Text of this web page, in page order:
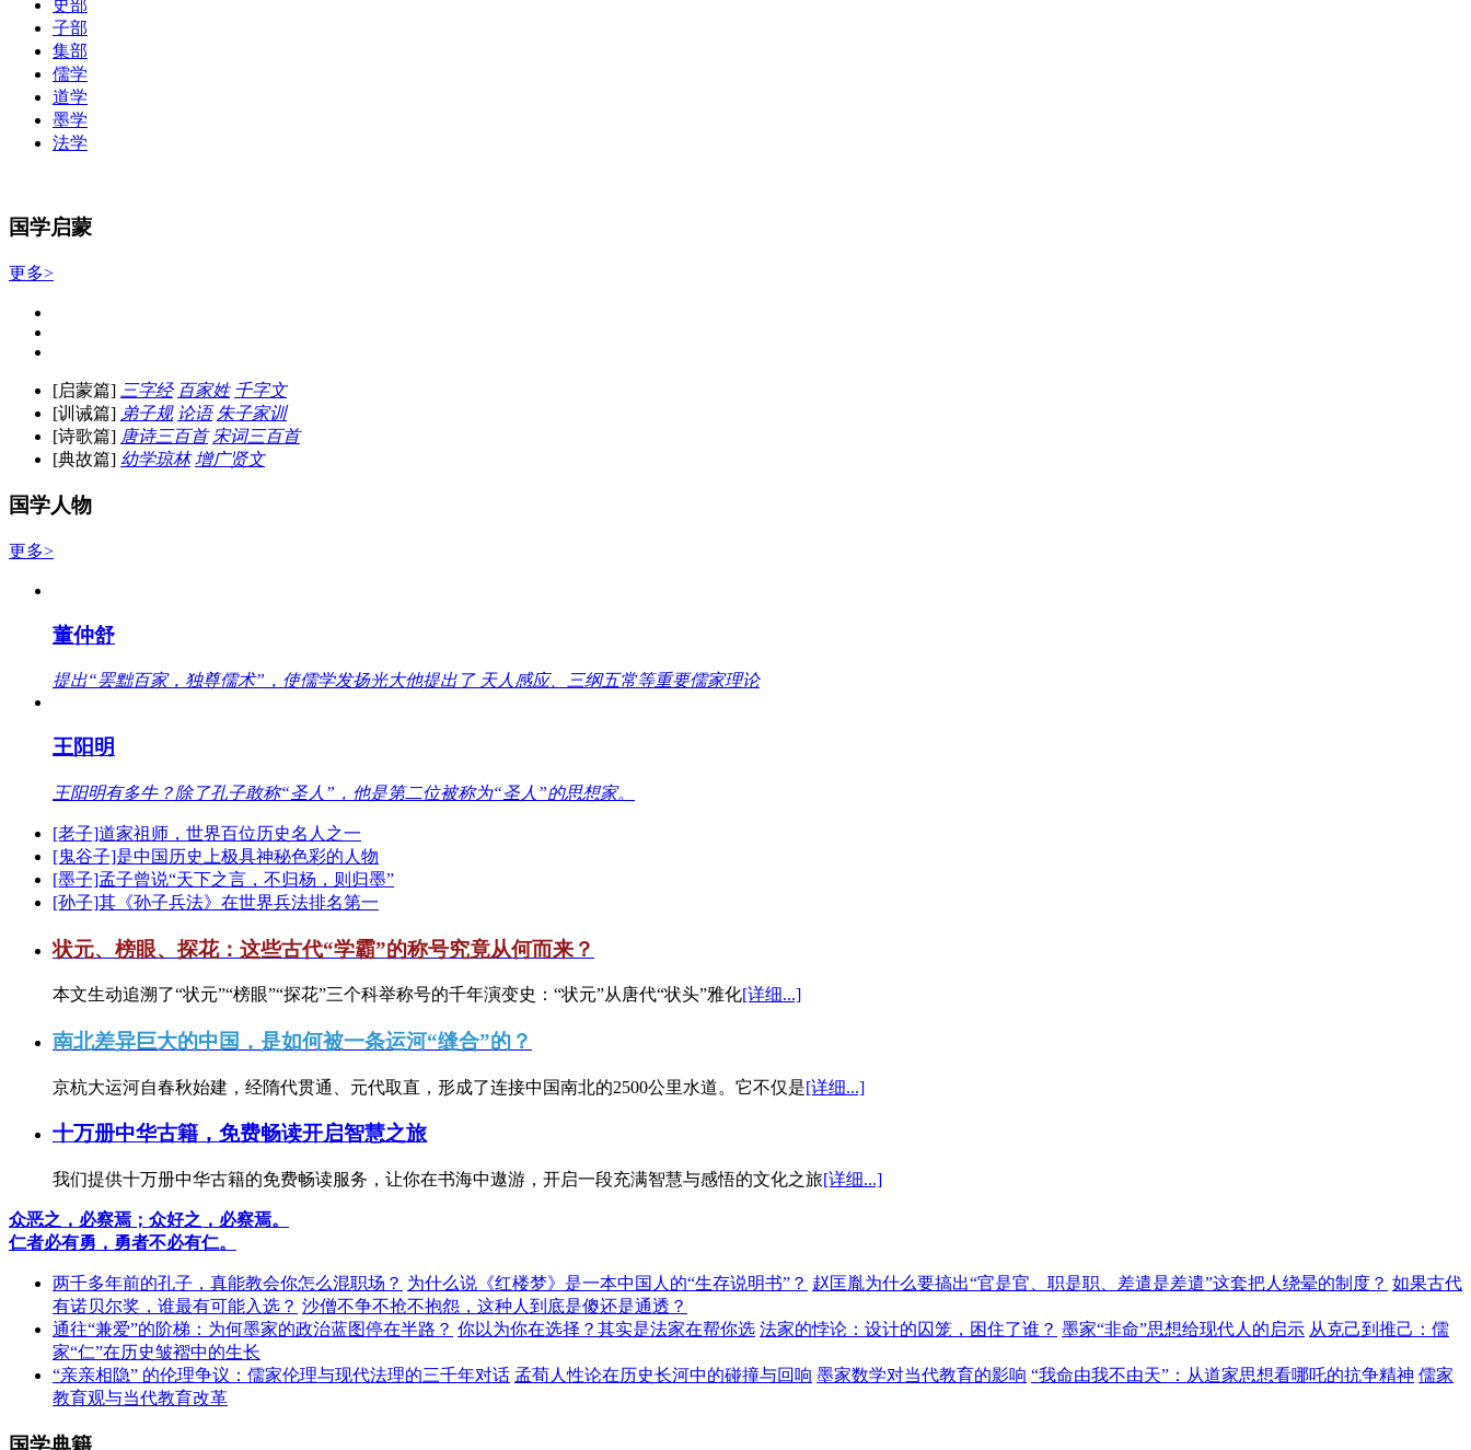
史部
子部
集部
儒学
道学
墨学
法学
国学启蒙
更多>
[启蒙篇] 三字经 百家姓 千字文
[训诫篇] 弟子规 论语 朱子家训
[诗歌篇] 唐诗三百首 宋词三百首
[典故篇] 幼学琼林 增广贤文
国学人物
更多>
董仲舒
提出“罢黜百家，独尊儒术”，使儒学发扬光大他提出了 天人感应、三纲五常等重要儒家理论
王阳明
王阳明有多牛？除了孔子敢称“圣人”，他是第二位被称为“圣人”的思想家。
[老子]道家祖师，世界百位历史名人之一
[鬼谷子]是中国历史上极具神秘色彩的人物
[墨子]孟子曾说“天下之言，不归杨，则归墨”
[孙子]其《孙子兵法》在世界兵法排名第一
状元、榜眼、探花：这些古代“学霸”的称号究竟从何而来？
本文生动追溯了“状元”“榜眼”“探花”三个科举称号的千年演变史：“状元”从唐代“状头”雅化[详细...]
南北差异巨大的中国，是如何被一条运河“缝合”的？
京杭大运河自春秋始建，经隋代贯通、元代取直，形成了连接中国南北的2500公里水道。它不仅是[详细...]
十万册中华古籍，免费畅读开启智慧之旅
我们提供十万册中华古籍的免费畅读服务，让你在书海中遨游，开启一段充满智慧与感悟的文化之旅[详细...]
众恶之，必察焉；众好之，必察焉。
仁者必有勇，勇者不必有仁。
两千多年前的孔子，真能教会你怎么混职场？ 为什么说《红楼梦》是一本中国人的“生存说明书”？ 赵匡胤为什么要搞出“官是官、职是职、差遣是差遣”这套把人绕晕的制度？ 如果古代
有诺贝尔奖，谁最有可能入选？ 沙僧不争不抢不抱怨，这种人到底是傻还是通透？
通往“兼爱”的阶梯：为何墨家的政治蓝图停在半路？ 你以为你在选择？其实是法家在帮你选 法家的悖论：设计的囚笼，困住了谁？ 墨家“非命”思想给现代人的启示 从克己到推己：儒
家“仁”在历史皱褶中的生长
“亲亲相隐” 的伦理争议：儒家伦理与现代法理的三千年对话 孟荀人性论在历史长河中的碰撞与回响 墨家数学对当代教育的影响 “我命由我不由天”：从道家思想看哪吒的抗争精神 儒家
教育观与当代教育改革
国学典籍